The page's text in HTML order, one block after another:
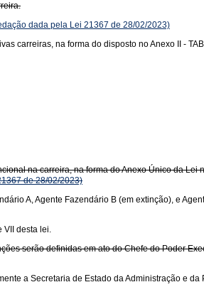
dada pela Lei 21367 de 28/02/2023)
carreiras, na forma do disposto no Anexo II -
na carreira, na forma do Anexo Único da
de 28/02/2023)
A, Agente Fazendário B (em extinção), e
VII desta lei.
serão definidas em ato do Chefe do Poder
a Secretaria de Estado da Administração e da